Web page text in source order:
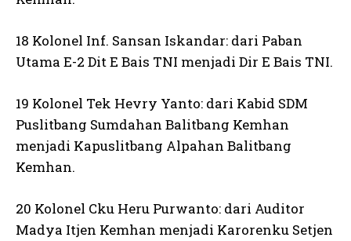
18 Kolonel Inf. Sansan Iskandar: dari Paban
Utama E-2 Dit E Bais TNI menjadi Dir E Bais TNI.
19 Kolonel Tek Hevry Yanto: dari Kabid SDM
Puslitbang Sumdahan Balitbang Kemhan
menjadi Kapuslitbang Alpahan Balitbang
Kemhan.
20 Kolonel Cku Heru Purwanto: dari Auditor
Madya Itjen Kemhan menjadi Karorenku Setjen